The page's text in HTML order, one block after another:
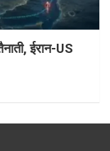
ईरान-US